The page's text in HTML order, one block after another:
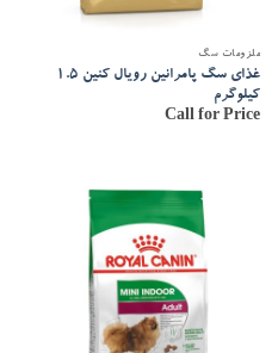
ملزومات سگ
غذای سگ پامرانین رویال کنین 1.5
کیلوگرم
Call for Price